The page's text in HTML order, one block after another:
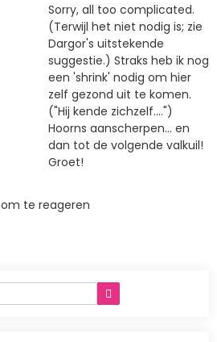
Sorry, all too complicated.
(Terwijl het niet nodig is; zie
Dargor's uitstekende
suggestie.) Straks heb ik nog
een 'shrink' nodig om hier
zelf gezond uit te komen.
("Hij kende zichzelf....")
Hoorns aanscherpen... en
dan tot de volgende valkuil!
Groet!
om te reageren